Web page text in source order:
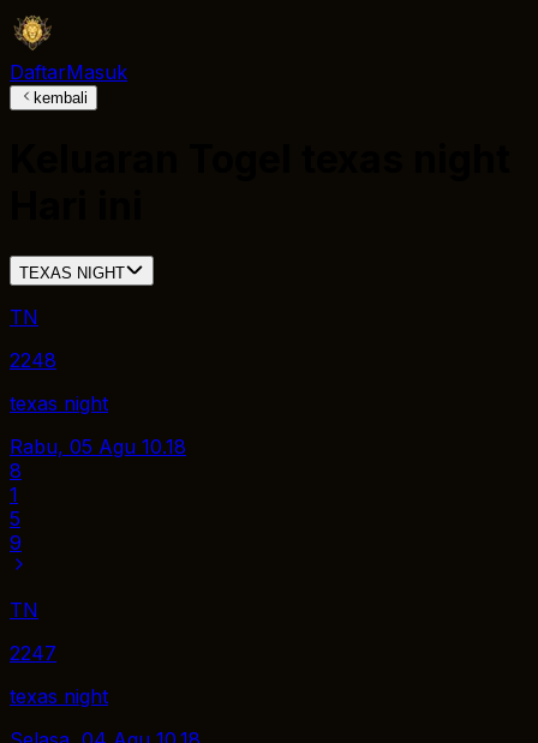
DaftarMasuk
kembali
TEXAS NIGHT
TN
2248
texas night
Rabu, 05 Agu 10.18
8
1
5
9
TN
2247
texas night